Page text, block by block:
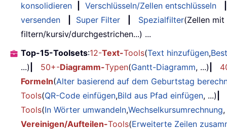
konsolidieren
Verschlüsseln/Zellen entschlüsseln
versenden
Super Filter Spezialfilter(Zellen
filtern/kursiv/durchgestrichen...) ...
Top-15-Toolsets:12-Text-Tools(Text hinzufügen,
...)
50+-Diagramm-Typen(Gantt-Diagramm, ...)
Formeln(Alter basierend auf dem Geburtstag
Tools(QR-Code einfügen,Bild aus Pfad einfügen, ...)
Tools(In Wörter umwandeln,Wechselkursumrechnung
Vereinigen/Aufteilen-Tools(Erweiterte Zeilen